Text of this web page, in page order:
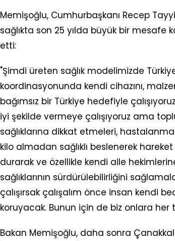
Memişoğlu, Cumhurbaşkanı Recep
sağlıkta son 25 yılda büyük bir
etti:
"Şimdi üreten sağlık modelimizde Türkiye
koordinasyonunda kendi cihazını,
bağımsız bir Türkiye hedefiyle
iyi şekilde vermeye çalışıyoruz ama
sağlıklarına dikkat etmeleri,
kilo almadan sağlıklı beslenerek
durarak ve özellikle kendi aile
sağlıklarının sürdürülebilirliğini
çalışırsak çalışalım önce insan kendi
koruyacak. Bunun için de biz onlara her
Bakan Memişoğlu, daha sonra